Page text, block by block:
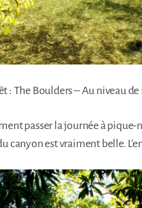
: The Boulders – Au niveau
passer la journée à pique-
canyon est vraiment belle.